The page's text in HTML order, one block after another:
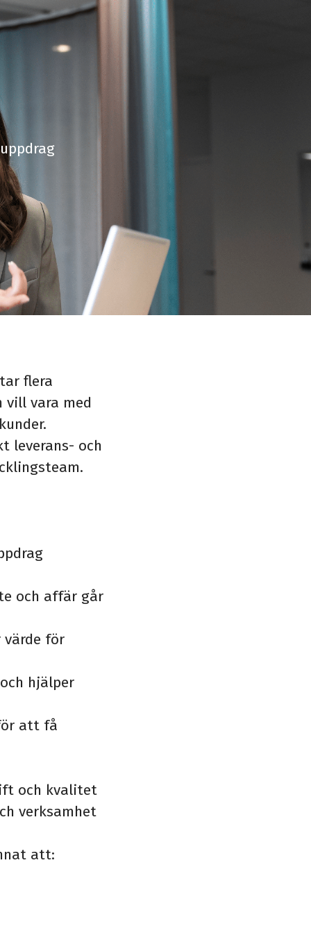
flera
vill vara med
leverans- och
och affär går
för
hjälper
att få
och kvalitet
verksamhet
att: